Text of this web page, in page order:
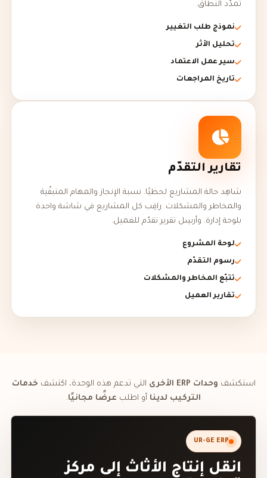
تمدّد النطاق.
نموذج طلب التغيير
تحليل الأثر
سير عمل الاعتماد
تاريخ المراجعات
تقارير التقدّم
شاهِد حالة المشاريع لحظيًا. نسبة الإنجاز والمهام المتبقّية
والمخاطر والمشكلات. راقِب كل المشاريع في شاشة واحدة
بلوحة إدارة. وأرسِل تقرير تقدّم للعميل.
لوحة المشروع
رسوم التقدّم
تتبّع المخاطر والمشكلات
تقارير العميل
استكشف وحدات ERP الأخرى التي تدعم هذه الوحدة، اكتشف خدمات
التركيب لدينا أو اطلب عرضًا مجانيًا.
UR-GE ERP
انقل إنتاج الأثاث إلى مركز